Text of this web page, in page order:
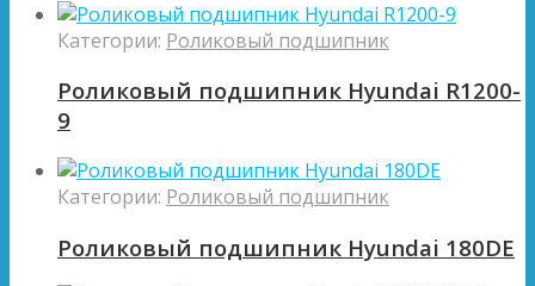
Категории: Роликовый подшипник
Роликовый подшипник Hyundai R1200-
9
Категории: Роликовый подшипник
Роликовый подшипник Hyundai 180DE